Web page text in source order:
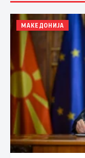
МАКЕДОНИЈА